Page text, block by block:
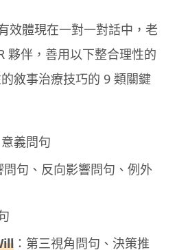
效體現在一對一對話中，老
夥伴，善用以下整合理性的
敘事治療技巧的 9 類關鍵
義問句
問句、反向影響問句、例外
：第三視角問句、決策推